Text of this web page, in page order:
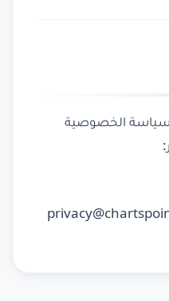
سياسة الخصوصية